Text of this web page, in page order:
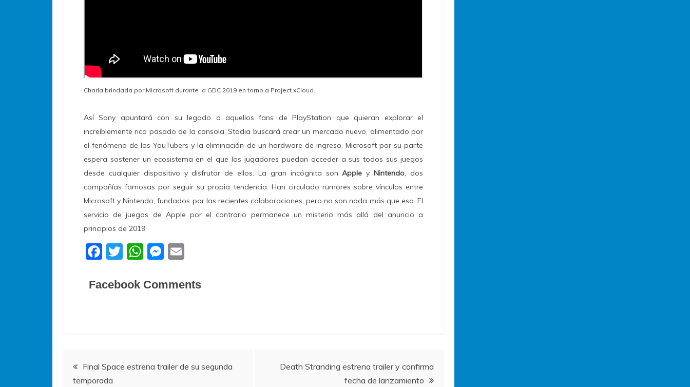
Charla brindada por Microsoft durante la GDC 2019 en torno a Project xCloud.
Así Sony apuntará con su legado a aquellos fans de PlayStation que quieran explorar el
increíblemente rico pasado de la consola. Stadia buscará crear un mercado nuevo, alimentado por
el fenómeno de los YouTubers y la eliminación de un hardware de ingreso. Microsoft por su parte
espera sostener un ecosistema en el que los jugadores puedan acceder a sus todos sus juegos
desde cualquier dispositivo y disfrutar de ellos. La gran incógnita sonApple yNintendo, dos
compañías famosas por seguir su propia tendencia. Han circulado rumores sobre vínculos entre
Microsoft y Nintendo, fundados por las recientes colaboraciones, pero no son nada más que eso. El
servicio de juegos de Apple por el contrario permanece un misterio más allá del anuncio a
principios de 2019.
F
c
k
T
itt
W
at
M
ss ai
Facebook Comments
Navegación
Final Space estrena trailer de su segunda
temporada
Death Stranding estrena trailer y confirma
fecha de lanzamiento